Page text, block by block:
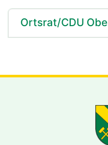
Ortsrat/CDU